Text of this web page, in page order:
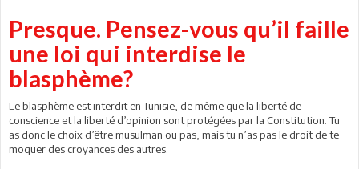
Presque. Pensez-vous qu’il faille
une loi qui interdise le
blasphème?
Le blasphème est interdit en Tunisie, de même que la liberté de
conscience et la liberté d’opinion sont protégées par la Constitution. Tu
as donc le choix d’être musulman ou pas, mais tu n’as pas le droit de te
moquer des croyances des autres.